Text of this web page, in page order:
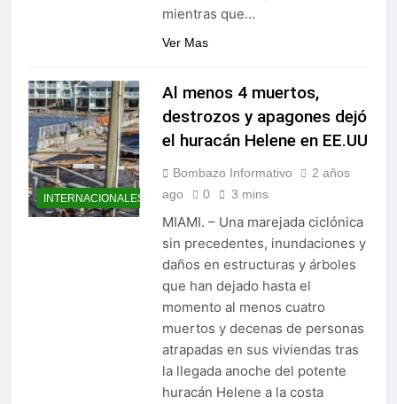
mientras que…
Ver Mas
INTERNACIONALES
Al menos 4 muertos,
destrozos y apagones dejó
el huracán Helene en EE.UU
Bombazo Informativo
2 años
ago
0 3 mins
MIAMI. – Una marejada ciclónica
sin precedentes, inundaciones y
daños en estructuras y árboles
que han dejado hasta el
momento al menos cuatro
muertos y decenas de personas
atrapadas en sus viviendas tras
la llegada anoche del potente
huracán Helene a la costa